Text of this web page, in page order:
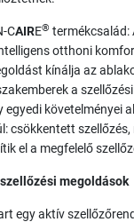
CAIRE® termékcsalád:
otthoni
kínálja az
a
egyedi követelményei
csökkentett szellőzés,
el a megfelelő
megoldások
egy aktív